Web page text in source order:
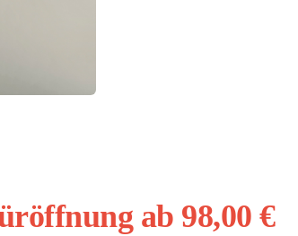
ab 98,00 €